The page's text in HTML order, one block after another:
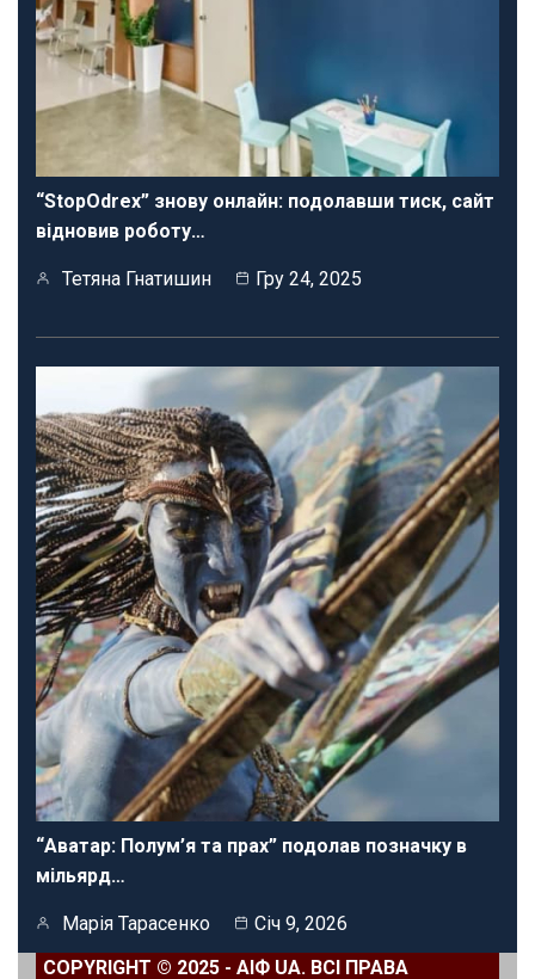
“StopOdrex” знову онлайн: подолавши тиск, сайт
відновив роботу…
Тетяна Гнатишин Гру 24, 2025
“Аватар: Полум’я та прах” подолав позначку в
мільярд…
Марія Тарасенко
Січ 9, 2026
COPYRIGHT © 2025 - АІФ UA. ВСІ ПРАВА